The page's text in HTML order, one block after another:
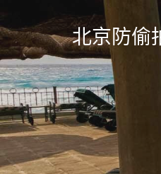
北京防偷